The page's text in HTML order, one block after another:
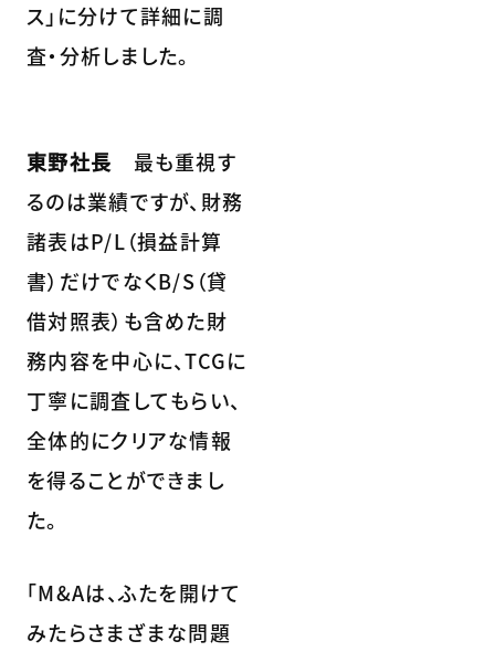
ス」に分けて詳細に調
査・分析しました。
東野社長 最も重視す
るのは業績ですが、財務
諸表はP/L（損益計算
書）だけでなくB/S（貸
借対照表）も含めた財
務内容を中心に、TCGに
丁寧に調査してもらい、
全体的にクリアな情報
を得ることができまし
た。
「M&Aは、ふたを開けて
みたらさまざまな問題